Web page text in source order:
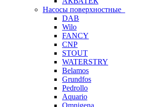
Насосы поверхностные
DAB
Wilo
FANCY
CNP
STOUT
WATERSTRY
Belamos
Grundfos
Pedrollo
Aquario
Omnigena